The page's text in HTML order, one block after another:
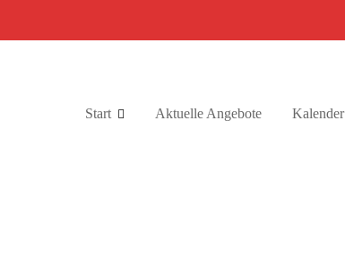
Start Aktuelle Angebote Kalender